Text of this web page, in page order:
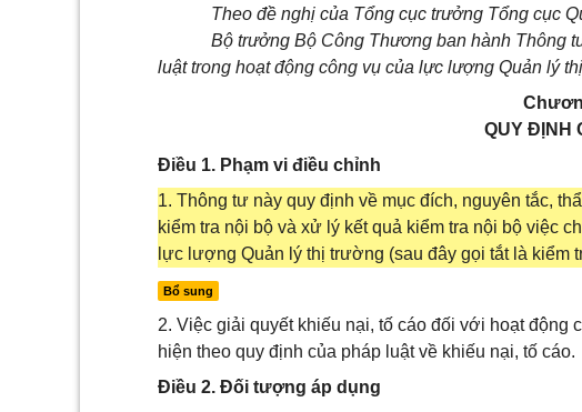
Theo đề nghị của Tổng cục trưởng Tổng cục
Bộ trưởng Bộ Công Thương ban hành Thông
luật trong hoạt động công vụ của lực lượng Quản lý
QUY ĐỊNH
Điều 1. Phạm vi điều chỉnh
1. Thông tư này quy định về mục đích, nguyên tắc,
kiểm tra nội bộ và xử lý kết quả kiểm tra nội bộ việc
lực lượng Quản lý thị trường (sau đây gọi tắt là kiểm
Bổ sung
2. Việc giải quyết khiếu nại, tố cáo đối với hoạt
hiện theo quy định của pháp luật về khiếu nại, tố cáo.
Điều 2. Đối tượng áp dụng